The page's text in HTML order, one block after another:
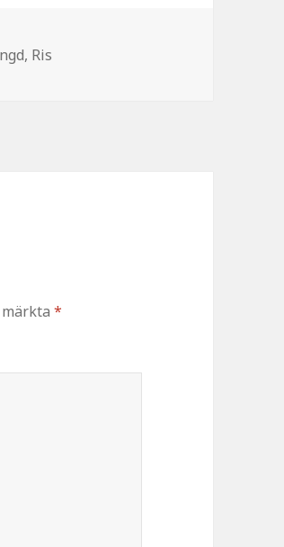
, Ris
märkta*